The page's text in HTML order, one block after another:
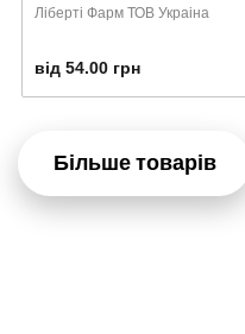
Ліберті Фарм ТОВ Украіна
від 54.00 грн
Більше товарів